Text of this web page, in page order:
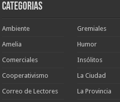
Categorias
Ambiente
Amelia
Comerciales
Cooperativismo
Correo de Lectores
Gremiales
Humor
Insólitos
La Ciudad
La Provincia